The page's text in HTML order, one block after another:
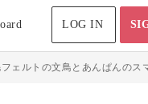
LOG IN
ェルトの文鳥とあんぱんの